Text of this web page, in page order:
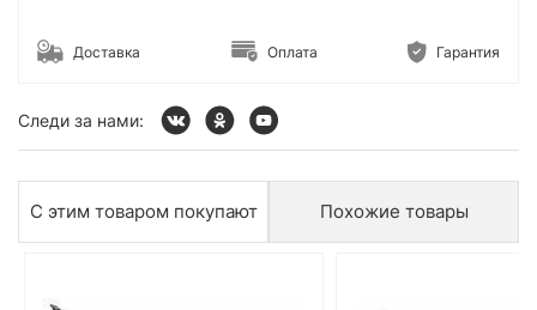
Доставка Оплата Гарантия
Следи за нами:
С этим товаром покупают Похожие товары